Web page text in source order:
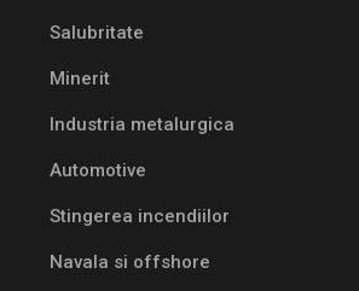
Salubritate
Minerit
Industria metalurgica
Automotive
Stingerea incendiilor
Navala si offshore